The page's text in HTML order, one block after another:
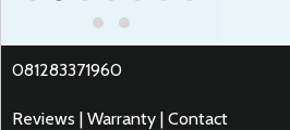
081283371960
Reviews | Warranty | Contact